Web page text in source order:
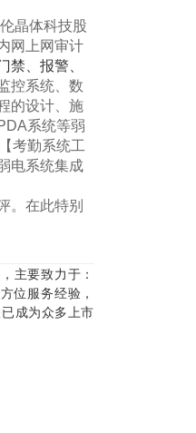
晶体科技股
网上网审计
禁、报警、
控系统、数
的设计、施
系统等弱
考勤系统工
电系统集成
。在此特别
主要致力于：
位服务经验，
成为众多上市